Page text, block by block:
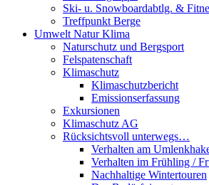
Ski- u. Snowboardabtlg. &
Treffpunkt Berge
Umwelt Natur Klima
Naturschutz und Bergsport
Felspatenschaft
Klimaschutz
Klimaschutzbericht
Emissionserfassung
Exkursionen
Klimaschutz AG
Rücksichtsvoll unterwegs…
Verhalten am
Verhalten im Frühling /
Nachhaltige Wintertouren